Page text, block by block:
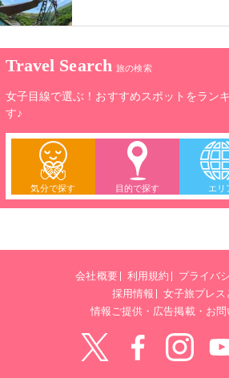
Travel Search 旅の検索
女子目線で選ぶ！おすすめスポットをラン
す♪
気分で探す 目的で探す エリ
会社概要 利用規約
プライバ
採用情報
女子旅プレス
情報ご提供・広告掲載・お